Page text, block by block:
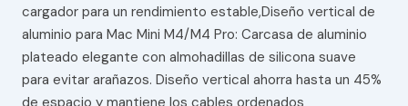
cargador para un rendimiento estable,Diseño vertical de
aluminio para Mac Mini M4/M4 Pro: Carcasa de aluminio
plateado elegante con almohadillas de silicona suave
para evitar arañazos. Diseño vertical ahorra hasta un 45%